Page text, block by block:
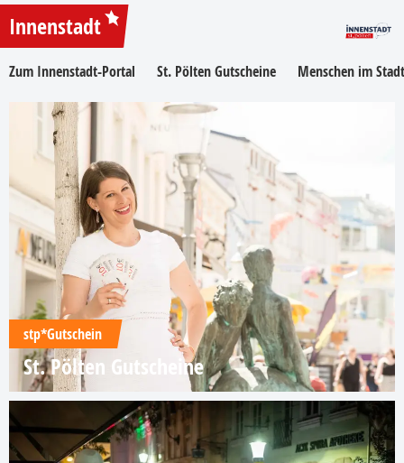
Innenstadt
Zum Innenstadt-Portal St. Pölten Gutscheine Menschen im
stp*Gutschein
St. Pölten Gutscheine